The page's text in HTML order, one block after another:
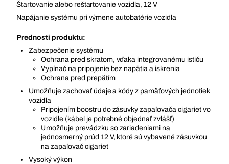
Štartovanie alebo reštartovanie vozidla, 12 V
Napájanie systému pri výmene autobatérie vozidla
Prednosti produktu:
Zabezpečenie systému
Ochrana pred skratom, vďaka integrovanému ističu
Vypínač na pripojenie bez napätia a iskrenia
Ochrana pred prepätím
Umožňuje zachovať údaje a kódy z pamäťových jednotiek
vozidla
Pripojením boostru do zásuvky zapaľovača cigariet vo
vozidle (kábel je potrebné objednať zvlášť)
Umožňuje prevádzku so zariadeniami na
jednosmerný prúd 12 V, ktoré sú vybavené zásuvkou
na zapaľovač cigariet
Vysoký výkon